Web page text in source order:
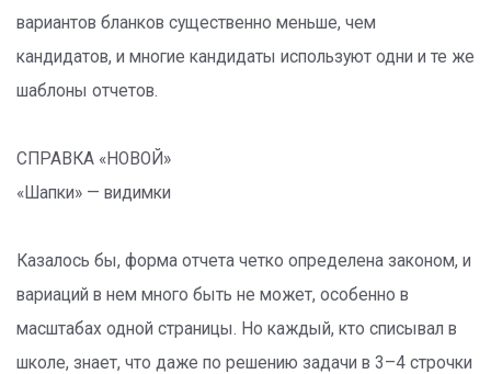
вариантов бланков существенно меньше, чем
кандидатов, и многие кандидаты используют одни и те же
шаблоны отчетов.
СПРАВКА «НОВОЙ»
«Шапки» — видимки
Казалось бы, форма отчета четко определена законом, и
вариаций в нем много быть не может, особенно в
масштабах одной страницы. Но каждый, кто списывал в
школе, знает, что даже по решению задачи в 3–4 строчки